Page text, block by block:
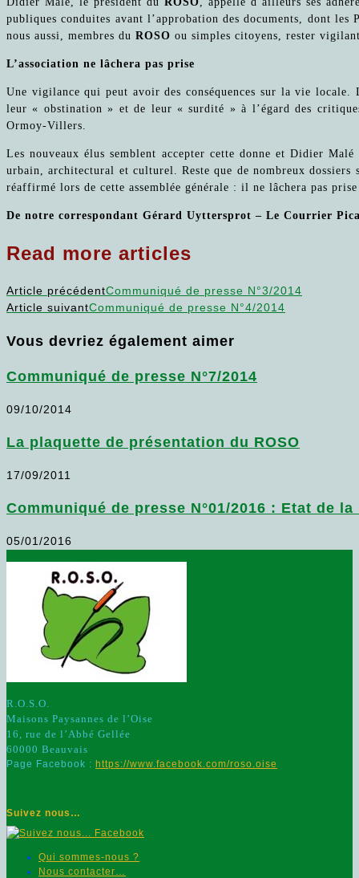
publiques conduites avant l’approbation des documents, dont
nous aussi, membres du ROSO ou simples citoyens, rester
L’association ne lâchera pas prise
Une vigilance qui peut avoir des conséquences sur la vie
leur « obstination » et de leur « surdité » à l’égard des
Ormoy-Villers.
Les nouveaux élus semblent accepter cette donne et Didier
urbain, architectural et culturel. Reste que de nombreux
réaffirmé lors de cette assemblée générale : il ne lâchera pas
De notre correspondant Gérard Uyttersprot – Le Courrier
Read more articles
Article précédentCommuniqué de presse N°3/2014
Article suivantCommuniqué de presse N°4/2014
Vous devriez également aimer
Communiqué de presse N°7/2014
09/10/2014
La plaquette de présentation du ROSO
17/09/2011
Communiqué de presse N°01/2016 : Etat de
05/01/2016
R.O.S.O.
Maisons Paysannes de l’Oise
16, rue de l’Abbé Gellée
60000 Beauvais
Page Facebook : https://www.facebook.com/roso.oise
Suivez nous…
Qui sommes-nous ?
Nous contacter…